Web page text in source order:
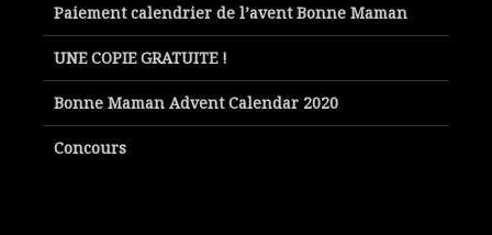
Paiement calendrier de l’avent Bonne Maman
UNE COPIE GRATUITE !
Bonne Maman Advent Calendar 2020
Concours